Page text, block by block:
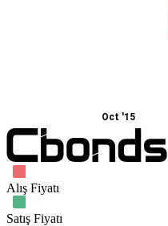
Oct '15
Alış Fiyatı
Satış Fiyatı